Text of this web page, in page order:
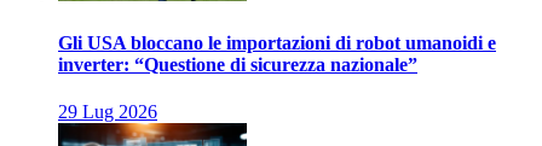
Gli USA bloccano le importazioni di robot umanoidi e
inverter: “Questione di sicurezza nazionale”
29 Lug 2026